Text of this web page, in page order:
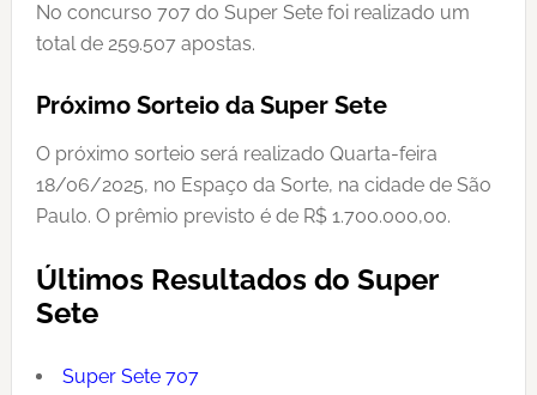
No concurso 707 do Super Sete foi realizado um
total de 259.507 apostas.
Próximo Sorteio da Super Sete
O próximo sorteio será realizado Quarta-feira
18/06/2025, no Espaço da Sorte, na cidade de São
Paulo. O prêmio previsto é de R$ 1.700.000,00.
Últimos Resultados do Super
Sete
Super Sete 707